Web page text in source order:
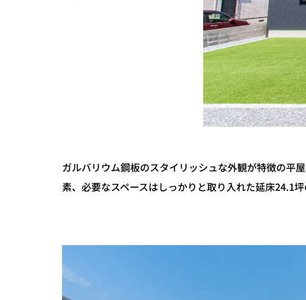
ガルバリウム鋼板のスタイリッシュな外観が特徴の平
素、必要なスペースはしっかりと取り入れた延床24.1